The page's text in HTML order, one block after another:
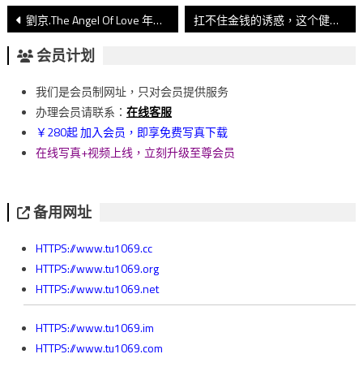
文
章
導
覽
劉京.The Angel Of Love 年度精選版 扛不住金钱的诱惑，这个健身教练还是下海了~
会员计划
我们是会员制网址，只对会员提供服务
办理会员请联系： 在线客服
￥280起 加入会员，即享免费写真下载
在线写真+视频上线，立刻升级至尊会员
备用网址
HTTPS://www.tu1069.cc
HTTPS://www.tu1069.org
HTTPS://www.tu1069.net
HTTPS://www.tu1069.im
HTTPS://www.tu1069.com